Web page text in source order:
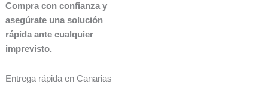
Compra con confianza y
asegúrate una solución
rápida ante cualquier
imprevisto.
Entrega rápida en Canarias